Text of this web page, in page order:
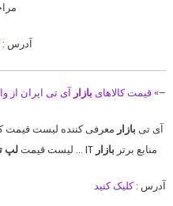
آدرس :
–» قیمت کالاهای بازار آی تی ایران از
آی تی بازار معرفی کننده لیست قیمت
منابع برتر بازار لپ
آدرس :کلیک کنید